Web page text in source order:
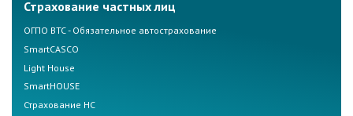
Страхование частных лиц
ОГПО ВТС - Обязательное автострахование
SmartCASCO
Light House
SmartHOUSE
Страхование НС